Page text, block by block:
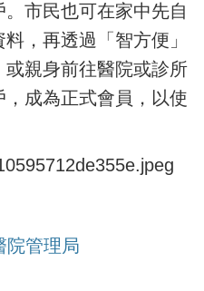
市民也可在家中先自
，再透過「智方便」
親身前往醫院或診所
成為正式會員，以使
院管理局